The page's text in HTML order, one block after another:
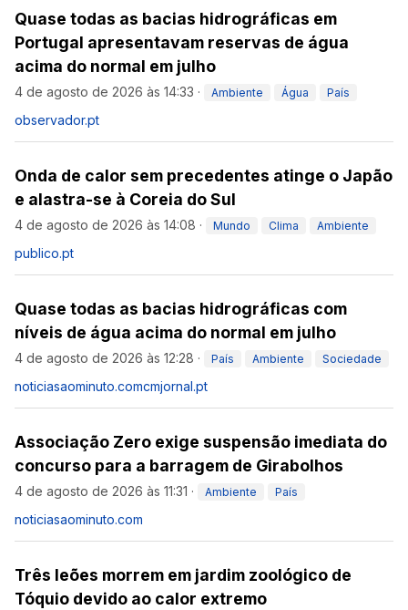
Quase todas as bacias hidrográficas em
Portugal apresentavam reservas de água
acima do normal em julho
4 de agosto de 2026 às 14:33 · Ambiente Água País
observador.pt
Onda de calor sem precedentes atinge o Japão
e alastra-se à Coreia do Sul
4 de agosto de 2026 às 14:08 · Mundo Clima Ambiente
publico.pt
Quase todas as bacias hidrográficas com
níveis de água acima do normal em julho
4 de agosto de 2026 às 12:28 · País Ambiente Sociedade
noticiasaominuto.comcmjornal.pt
Associação Zero exige suspensão imediata do
concurso para a barragem de Girabolhos
4 de agosto de 2026 às 11:31 · Ambiente País
noticiasaominuto.com
Três leões morrem em jardim zoológico de
Tóquio devido ao calor extremo